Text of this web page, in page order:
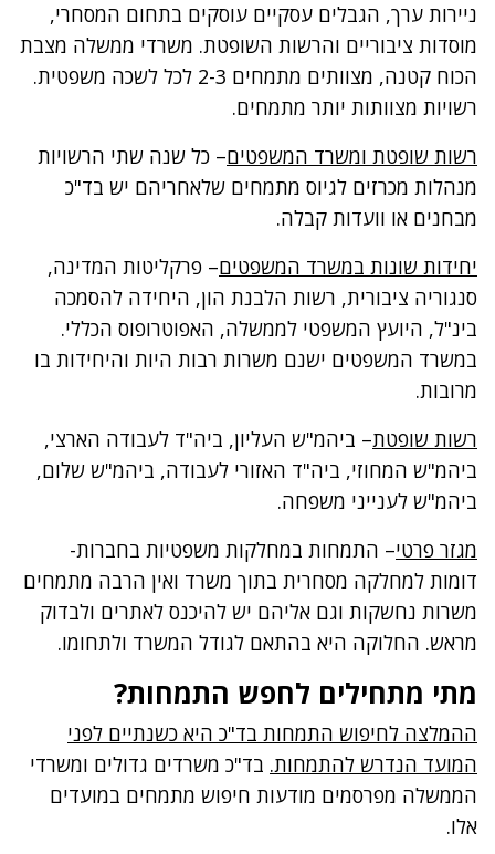
ניירות ערך, הגבלים עסקיים עוסקים בתחום המסחרי,
מוסדות ציבוריים והרשות השופטת. משרדי ממשלה מצבת
הכוח קטנה, מצוותים מתמחים 2-3 לכל לשכה משפטית.
רשויות מצוותות יותר מתמחים.
רשות שופטת ומשרד המשפטים– כל שנה שתי הרשויות
מנהלות מכרזים לגיוס מתמחים שלאחריהם יש בד"כ
מבחנים או וועדות קבלה.
יחידות שונות במשרד המשפטים– פרקליטות המדינה,
סנגוריה ציבורית, רשות הלבנת הון, היחידה להסמכה
בינ"ל, היועץ המשפטי לממשלה, האפוטרופוס הכללי.
במשרד המשפטים ישנם משרות רבות היות והיחידות בו
מרובות.
רשות שופטת– ביהמ"ש העליון, ביה"ד לעבודה הארצי,
ביהמ"ש המחוזי, ביה"ד האזורי לעבודה, ביהמ"ש שלום,
ביהמ"ש לענייני משפחה.
מגזר פרטי– התמחות במחלקות משפטיות בחברות-
דומות למחלקה מסחרית בתוך משרד ואין הרבה מתמחים
משרות נחשקות וגם אליהם יש להיכנס לאתרים ולבדוק
מראש. החלוקה היא בהתאם לגודל המשרד ולתחומו.
מתי מתחילים לחפש התמחות?
ההמלצה לחיפוש התמחות בד"כ היא כשנתיים לפני
המועד הנדרש להתמחות. בד"כ משרדים גדולים ומשרדי
הממשלה מפרסמים מודעות חיפוש מתמחים במועדים
אלו.